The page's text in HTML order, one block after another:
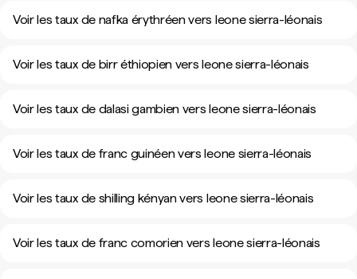
Voir les taux de nafka érythréen vers leone sierra-léonais
Voir les taux de birr éthiopien vers leone sierra-léonais
Voir les taux de dalasi gambien vers leone sierra-léonais
Voir les taux de franc guinéen vers leone sierra-léonais
Voir les taux de shilling kényan vers leone sierra-léonais
Voir les taux de franc comorien vers leone sierra-léonais